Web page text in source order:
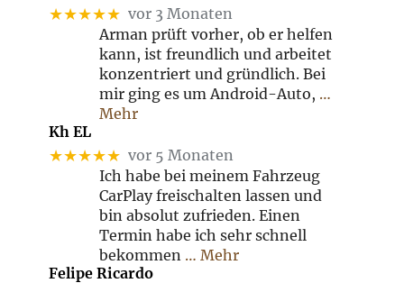
★★★★★ vor 3 Monaten
Arman prüft vorher, ob er helfen
kann, ist freundlich und arbeitet
konzentriert und gründlich. Bei
mir ging es um Android-Auto, …
Mehr
Kh EL
★★★★★ vor 5 Monaten
Ich habe bei meinem Fahrzeug
CarPlay freischalten lassen und
bin absolut zufrieden. Einen
Termin habe ich sehr schnell
bekommen … Mehr
Felipe Ricardo